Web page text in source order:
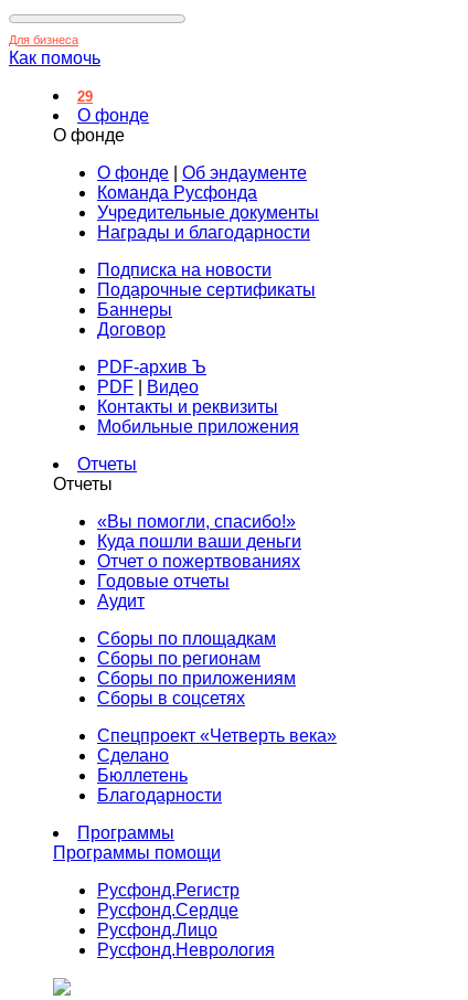
Для бизнеса
Как помочь
29
О фонде
О фонде
О фонде
Об эндаументе
Команда Русфонда
Учредительные документы
Награды и благодарности
Подписка на новости
Подарочные сертификаты
Баннеры
Договор
PDF-архив Ъ
PDF
Видео
Контакты и реквизиты
Мобильные приложения
Отчеты
Отчеты
«Вы помогли, спасибо!»
Куда пошли ваши деньги
Отчет о пожертвованиях
Годовые отчеты
Аудит
Сборы по площадкам
Сборы по регионам
Сборы по приложениям
Сборы в соцсетях
Спецпроект «Четверть века»
Сделано
Бюллетень
Благодарности
Программы
Программы помощи
Русфонд.Регистр
Русфонд.Сердце
Русфонд.Лицо
Русфонд.Неврология